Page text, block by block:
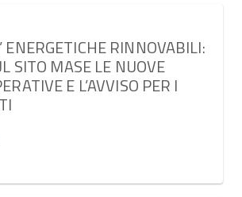
ENERGETICHE RINNOVABILI:
SITO MASE LE NUOVE
E L’AVVISO PER I